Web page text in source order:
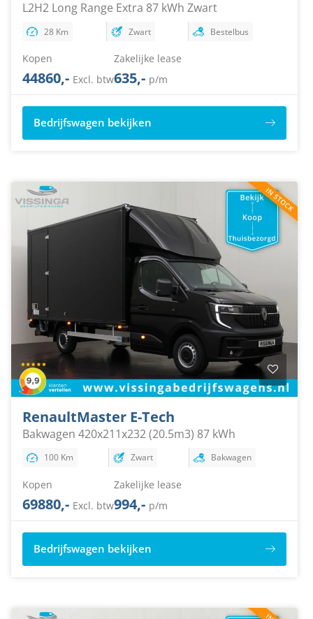
L2H2 Long Range Extra 87 kWh Zwart
28 Km Zwart Bestelbus
Kopen
44860,- Excl. btw
Zakelijke lease
635,- p/m
Bedrijfswagen bekijken
RenaultMaster E-Tech
Bakwagen 420x211x232 (20.5m3) 87 kWh
100 Km Zwart Bakwagen
Kopen
69880,- Excl. btw
Zakelijke lease
994,- p/m
Bedrijfswagen bekijken